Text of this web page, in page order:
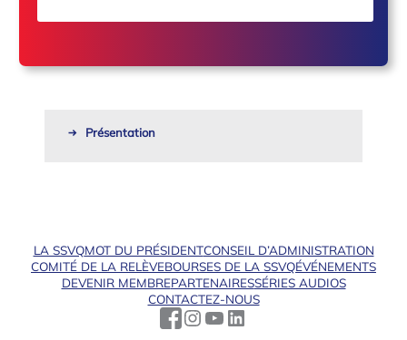
Présentation
LA SSVQMOT DU PRÉSIDENTCONSEIL D’ADMINISTRATION
COMITÉ DE LA RELÈVEBOURSES DE LA SSVQÉVÉNEMENTS
DEVENIR MEMBREPARTENAIRESSÉRIES AUDIOS
CONTACTEZ-NOUS